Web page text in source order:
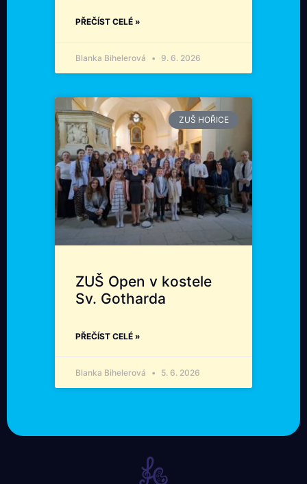
PŘEČÍST CELÉ »
Blanka Bihelerová 9. 6. 2026
ZUŠ HOŘICE
ZUŠ Open v kostele
Sv. Gotharda
PŘEČÍST CELÉ »
Blanka Bihelerová 5. 6. 2026